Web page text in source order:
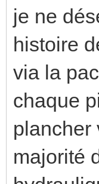
je ne
histoire
via la
chaque
plancher
majorité